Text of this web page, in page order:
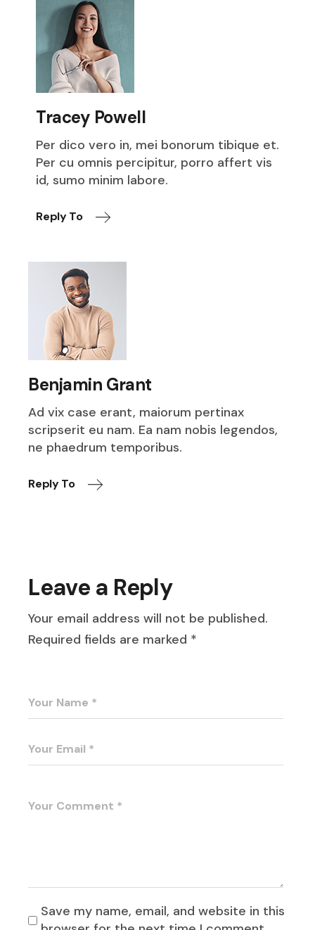
Tracey Powell
Per dico vero in, mei bonorum tibique et.
Per cu omnis percipitur, porro affert vis
id, sumo minim labore.
Reply To
Benjamin Grant
Ad vix case erant, maiorum pertinax
scripserit eu nam. Ea nam nobis legendos,
ne phaedrum temporibus.
Reply To
Leave a Reply
Your email address will not be published.
Required fields are marked *
Save my name, email, and website in this